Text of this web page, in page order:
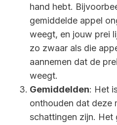
hand hebt.
gemiddelde appel
weegt, en jouw prei
zo zwaar als die
aannemen dat de
weegt.
Gemiddelden: Het
onthouden dat deze
schattingen zijn. Het